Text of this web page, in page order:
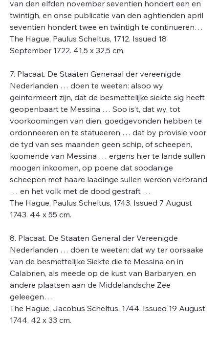
van den elfden november seventien hondert een en
twintigh, en onse publicatie van den aghtienden april
seventien hondert twee en twintigh te continueren…
The Hague, Paulus Scheltus, 1712. Issued 18
September 1722. 41,5 x 32,5 cm.
7. Placaat. De Staaten Generaal der vereenigde
Nederlanden … doen te weeten: alsoo wy
geinformeert zijn, dat de besmettelijke siekte sig heeft
geopenbaart te Messina … Soo is’t, dat wy, tot
voorkoomingen van dien, goedgevonden hebben te
ordonneeren en te statueeren … dat by provisie voor
de tyd van ses maanden geen schip, of scheepen,
koomende van Messina … ergens hier te lande sullen
moogen inkoomen, op poene dat soodanige
scheepen met haare laadinge sullen werden verbrand
… en het volk met de dood gestraft …
The Hague, Paulus Scheltus, 1743. Issued 7 August
1743. 44 x 55 cm.
8. Placaat. De Staaten General der Vereenigde
Nederlanden … doen te weeten: dat wy ter oorsaake
van de besmettelijke Siekte die te Messina en in
Calabrien, als meede op de kust van Barbaryen, en
andere plaatsen aan de Middelandsche Zee
geleegen…
The Hague, Jacobus Scheltus, 1744. Issued 19 August
1744. 42 x 33 cm.